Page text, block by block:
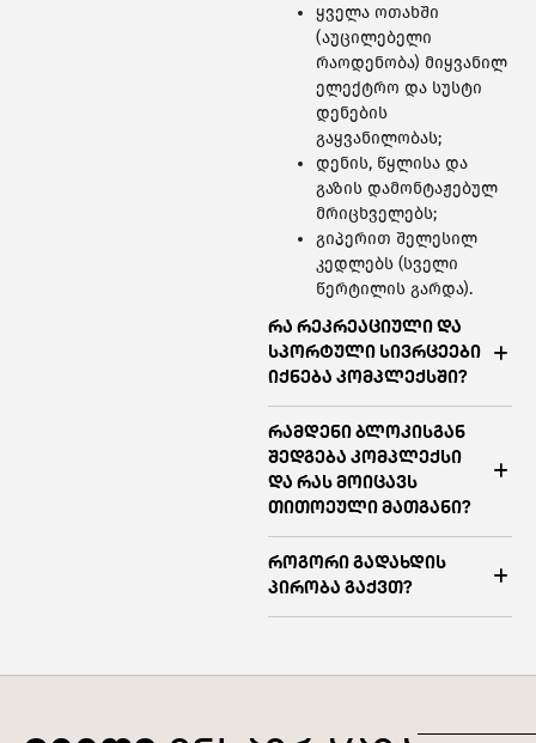
ყველა ოთახში
(აუცილებელი
რაოდენობა) მიყვანილ
ელექტრო და სუსტი
დენების
გაყვანილობას;
დენის, წყლისა და
გაზის დამონტაჟებულ
მრიცხველებს;
გიპერით შელესილ
კედლებს (სველი
წერტილის გარდა).
რა რეკრეაციული და
სპორტული სივრცეები
იქნება კომპლექსში?
რამდენი ბლოკისგან
შედგება კომპლექსი
და რას მოიცავს
თითოეული მათგანი?
როგორი გადახდის
პირობა გაქვთ?